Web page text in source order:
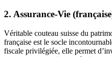
2. Assurance-Vie
Véritable couteau suisse du
française est le socle
fiscale privilégiée, elle permet